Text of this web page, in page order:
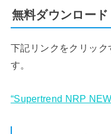
無料ダウンロード
下記リンクをクリック
す。
“Supertrend NRP